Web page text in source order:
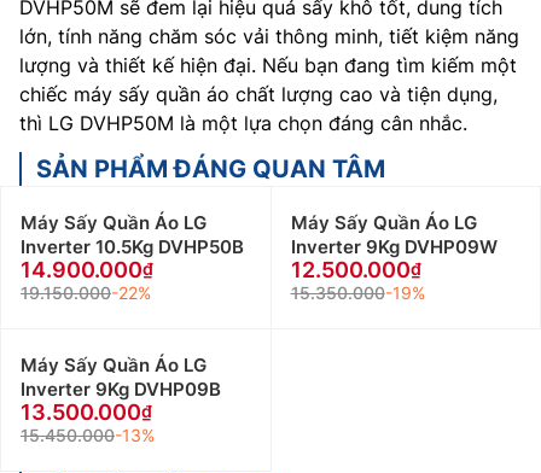
DVHP50M sẽ đem lại hiệu quả sấy khô tốt, dung tích
lớn, tính năng chăm sóc vải thông minh, tiết kiệm năng
lượng và thiết kế hiện đại. Nếu bạn đang tìm kiếm một
chiếc máy sấy quần áo chất lượng cao và tiện dụng,
thì LG DVHP50M là một lựa chọn đáng cân nhắc.
SẢN PHẨM ĐÁNG QUAN TÂM
Máy Sấy Quần Áo LG
Inverter 10.5Kg DVHP50B
14.900.000
19.150.000-22%
Máy Sấy Quần Áo LG
Inverter 9Kg DVHP09W
12.500.000
15.350.000-19%
Máy Sấy Quần Áo LG
Inverter 9Kg DVHP09B
13.500.000
15.450.000-13%